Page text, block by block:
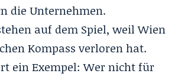
die Unternehmen.
auf dem Spiel, weil Wien
Kompass verloren hat.
ein Exempel: Wer nicht für